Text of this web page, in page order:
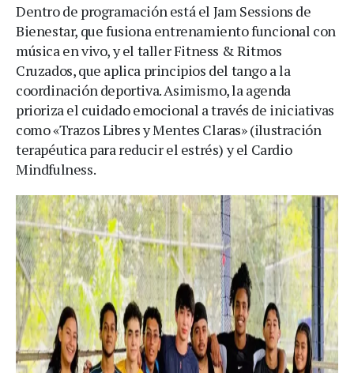
Dentro de programación está el Jam Sessions de
Bienestar, que fusiona entrenamiento funcional con
música en vivo, y el taller Fitness & Ritmos
Cruzados, que aplica principios del tango a la
coordinación deportiva. Asimismo, la agenda
prioriza el cuidado emocional a través de iniciativas
como «Trazos Libres y Mentes Claras» (ilustración
terapéutica para reducir el estrés) y el Cardio
Mindfulness.